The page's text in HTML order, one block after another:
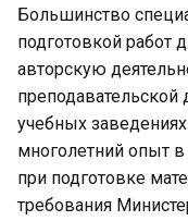
Большинство
подготовкой работ
авторскую
учебных
многолетний опыт в
при подготовке
требования